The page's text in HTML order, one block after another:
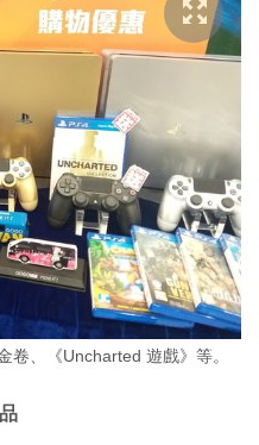
卷、《Uncharted 遊戲》等。